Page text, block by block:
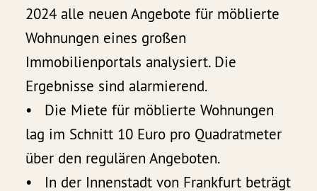
2024 alle neuen Angebote für möblierte
Wohnungen eines großen
Immobilienportals analysiert. Die
Ergebnisse sind alarmierend.
• Die Miete für möblierte Wohnungen
lag im Schnitt 10 Euro pro Quadratmeter
über den regulären Angeboten.
• In der Innenstadt von Frankfurt beträgt